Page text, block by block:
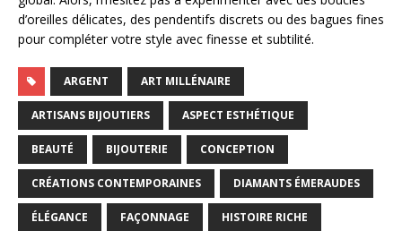
d’oreilles délicates, des pendentifs discrets ou des bagues fines
pour compléter votre style avec finesse et subtilité.
ARGENT ART MILLÉNAIRE
ARTISANS BIJOUTIERS ASPECT ESTHÉTIQUE
BEAUTÉ BIJOUTERIE CONCEPTION
CRÉATIONS CONTEMPORAINES DIAMANTS ÉMERAUDES
ÉLÉGANCE FAÇONNAGE HISTOIRE RICHE